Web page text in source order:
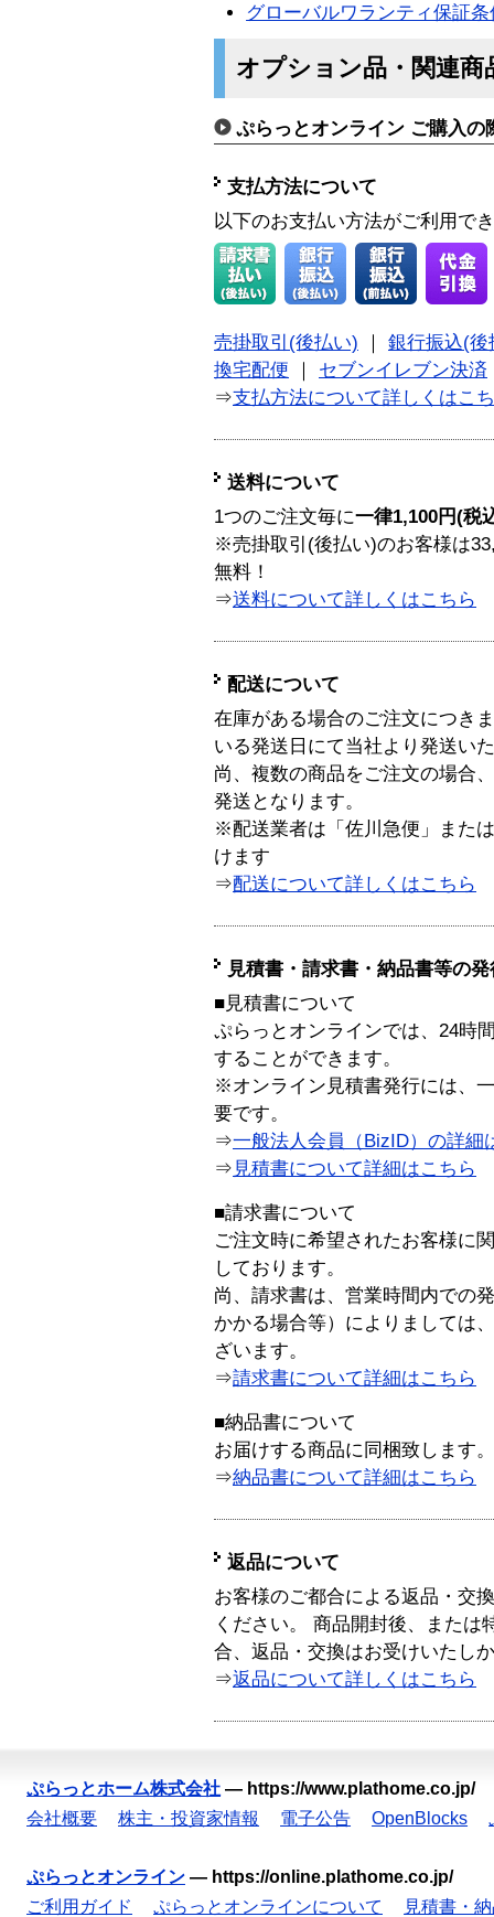
グローバルワランティ保証
オプション品・関連商
ぷらっとオンライン ご購入の
支払方法について
以下のお支払い方法がご利用で
売掛取引(後払い)
銀行振込(後
換宅配便
セブンイレブン決済
⇒支払方法について詳しくはこ
送料について
1つのご注文毎に一律1,100円(税
※売掛取引(後払い)のお客様は
無料！
⇒送料について詳しくはこちら
配送について
在庫がある場合のご注文につき
いる発送日にて当社より発送い
尚、複数の商品をご注文の場合
発送となります。
※配送業者は「佐川急便」また
けます
⇒配送について詳しくはこちら
見積書・請求書・納品書等の
■見積書について
ぷらっとオンラインでは、24時
することができます。
※オンライン見積書発行には、
要です。
⇒一般法人会員（BizID）の詳細
⇒ 見積書について詳細はこちら
■請求書について
ご注文時に希望されたお客様に
しております。
尚、請求書は、営業時間内での
かかる場合等）によりましては
ざいます。
⇒請求書について詳細はこちら
■納品書について
お届けする商品に同梱致します。
⇒納品書について詳細はこちら
返品について
お客様のご都合による返品・交
ください。 商品開封後、または
合、返品・交換はお受けいたし
⇒返品について詳しくはこちら
ぷらっとホーム株式会社 — https://www.plathome.co.jp/
会社概要
株主・投資家情報 電子公告 OpenBlocks
ぷらっとオンライン — https://online.plathome.co.jp/
ご利用ガイド
ぷらっとオンラインについて
見積書・